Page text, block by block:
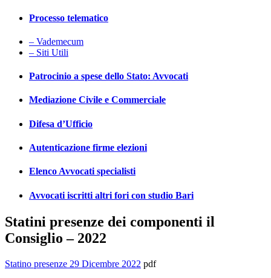
Processo telematico
– Vademecum
– Siti Utili
Patrocinio a spese dello Stato: Avvocati
Mediazione Civile e Commerciale
Difesa d’Ufficio
Autenticazione firme elezioni
Elenco Avvocati specialisti
Avvocati iscritti altri fori con studio Bari
Statini presenze dei componenti il
Consiglio – 2022
Statino presenze 29 Dicembre 2022 pdf